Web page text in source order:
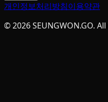
개인정보처리방침이용약관
©2026SEUNGWON.GO.